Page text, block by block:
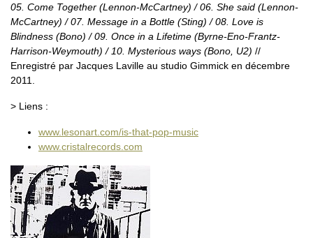
05. Come Together (Lennon-McCartney) / 06. She said (Lennon-
McCartney) / 07. Message in a Bottle (Sting) / 08. Love is
Blindness (Bono) / 09. Once in a Lifetime (Byrne-Eno-Frantz-
Harrison-Weymouth) / 10. Mysterious ways (Bono, U2) //
Enregistré par Jacques Laville au studio Gimmick en décembre
2011.
> Liens :
www.lesonart.com/is-that-pop-music
www.cristalrecords.com